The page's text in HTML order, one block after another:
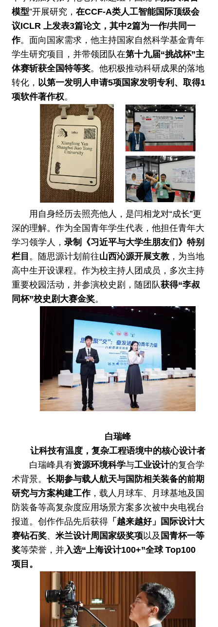
模型”开展研究， 在CCF-A类人工智能国际顶级会
议ICLR 上发表3篇论文，其中2篇为一作/共同一
作。面向国家需求，他主持国家自然科学基金青年
学生研究项目，并带领团队在第十九届“挑战杯”主
体赛斩获全国特等奖。他积极推动科研成果的落地
转化， 以第一发明人申请5项国家发明专利、取得1
项软件著作权。
用自身经历去照亮他人，是闫相龙对“成长”更
深的理解。作为全国青年学生代表，他担任青年大
学习领学人， 录制《习近平与大学生朋友们》特别
栏目 。随思源计划前往山西沁源开展支教，为当地
高中生开设课程。作为校主持人团成员，多次主持
重要校园活动，并参演校史剧，随团队获得“李叔
同杯”校史剧大赛金奖。
白瑞峰
让科技有温度，复杂工程语境中的核心设计者
白瑞峰具有资源环境科学与工业设计的复合学
术背景。 长期参与载人航天与国防相关装备的前期
研究与方案构建工作，载人月球车、月球基地及国
防装备等高复杂度应用场景方案多次被中央电视台
报道。创作作品先后获得「越来越好」国际设计大
赛钻石奖、 米兰设计周国家级奖项以及 国青杯一等
奖等荣誉，并入选“上海设计100+”全球 Top100
项目。